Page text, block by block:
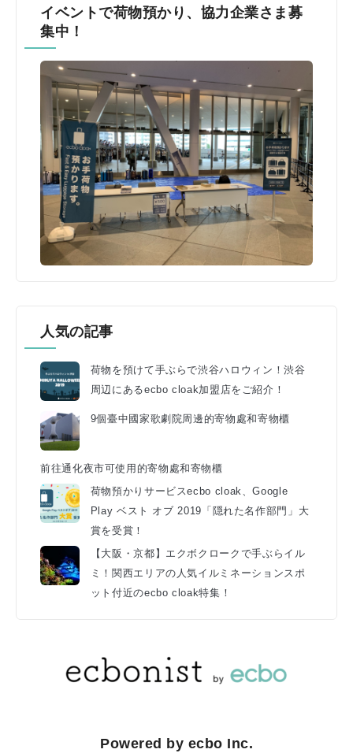
イベントで荷物預かり、協力企業さま募
集中！
人気の記事
荷物を預けて手ぶらで渋谷ハロウィン！渋谷
周辺にあるecbo cloak加盟店をご紹介！
9個臺中國家歌劇院周邊的寄物處和寄物櫃
前往通化夜市可使用的寄物處和寄物櫃
荷物預かりサービスecbo cloak、Google
Play ベスト オブ 2019「隠れた名作部門」大
賞を受賞！
【大阪・京都】エクボクロークで手ぶらイル
ミ！関西エリアの人気イルミネーションスポ
ット付近のecbo cloak特集！
Powered by ecbo Inc.